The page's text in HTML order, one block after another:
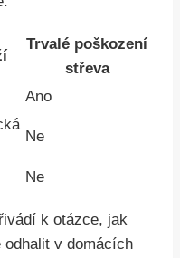
Trvalé poškození
střeva
Ano
Ne
Ne
k otázce, jak
odhalit v domácích